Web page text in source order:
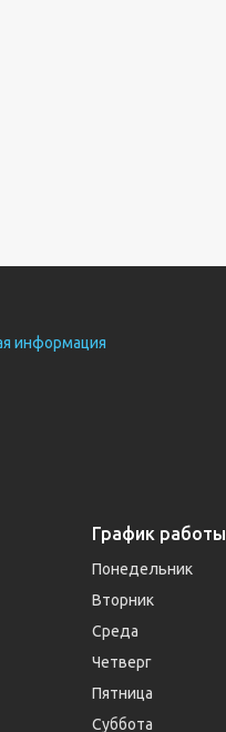
информация
График работы
Понедельник
Вторник
Среда
Четверг
Пятница
Суббота